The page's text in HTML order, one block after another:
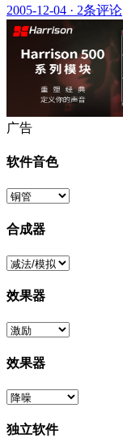
2005-12-04 · 2条评论
广告
软件音色
合成器
效果器
效果器
独立软件